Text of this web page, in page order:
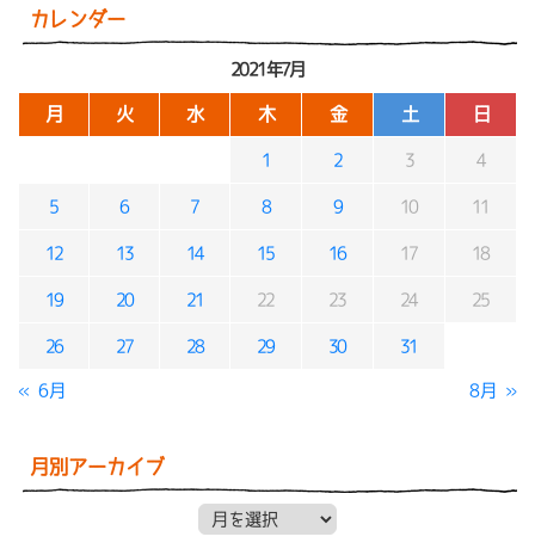
カレンダー
2021年7月
月 火 水 木 金 土 日
1 2 3 4
5 6 7 8 9 10 11
12 13 14 15 16 17 18
19 20 21 22 23 24 25
26 27 28 29 30 31
« 6月 8月 »
月別アーカイブ